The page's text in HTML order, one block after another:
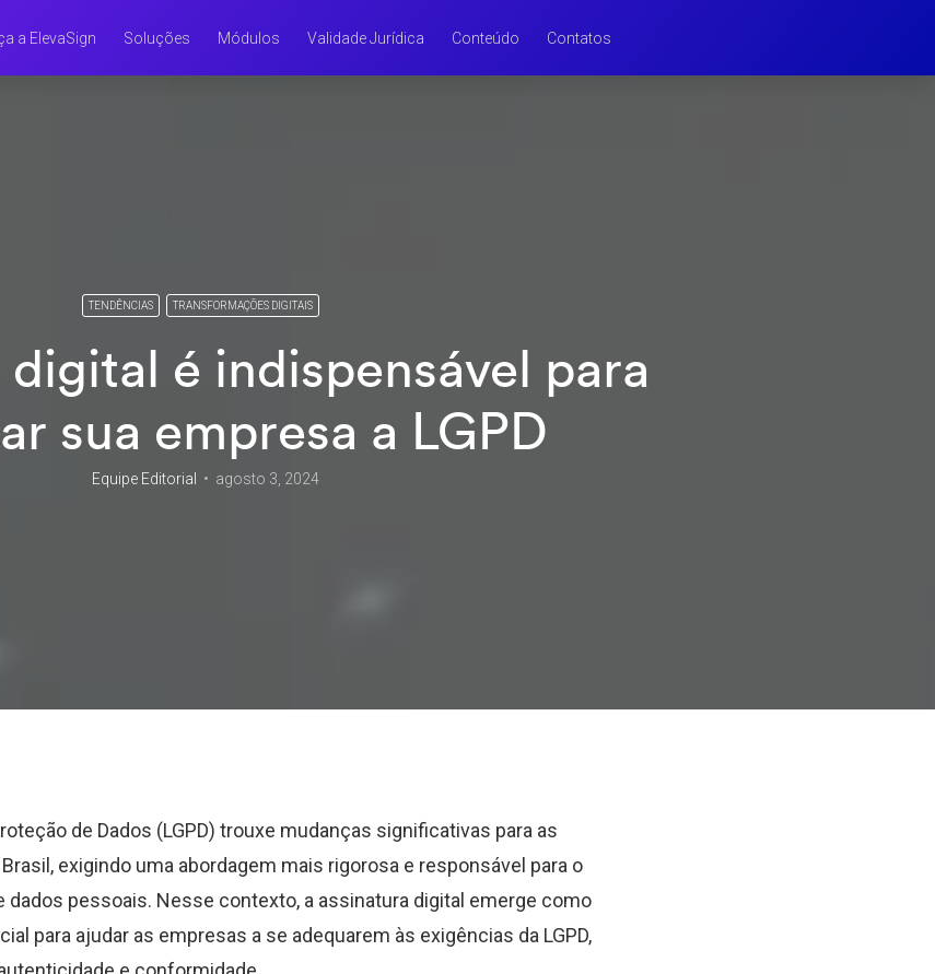
a ElevaSign Soluções Módulos Validade Jurídica Conteúdo Contatos
TENDÊNCIAS TRANSFORMAÇÕES DIGITAIS
é indispensável para
sua empresa a LGPD
Equipe Editorial agosto 3, 2024
de Dados (LGPD) trouxe mudanças significativas para as
exigindo uma abordagem mais rigorosa e responsável para o
dados pessoais. Nesse contexto, a assinatura digital emerge como
para ajudar as empresas a se adequarem às exigências da LGPD,